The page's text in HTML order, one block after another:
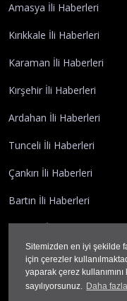
Sitemizden en iyi şekilde
için çerezler
yaparak çerez
sayılıyorsunuz. Daha
Amasya İli Haberleri
Kırıkkale İli Haberleri
Karaman İli Haberleri
Kırşehir İli Haberleri
Ardahan İli Haberleri
Tunceli İli Haberleri
Çankırı İli Haberleri
Bartın İli Haberleri
Giresun İli Haberleri
Gümüşhane İli Haberleri